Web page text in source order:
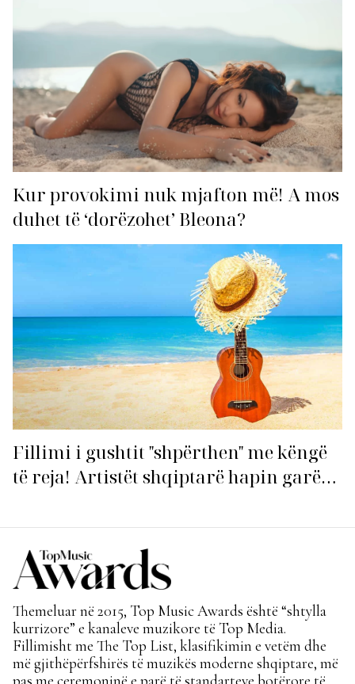
Kur provokimi nuk mjafton më! A mos
duhet të ‘dorëzohet’ Bleona?
Fillimi i gushtit "shpërthen" me këngë
të reja! Artistët shqiptarë hapin garën
Themeluar në 2015, Top Music Awards është “shtylla
kurrizore” e kanaleve muzikore të Top Media.
Fillimisht me The Top List, klasifikimin e vetëm dhe
më gjithëpërfshirës të muzikës moderne shqiptare, më